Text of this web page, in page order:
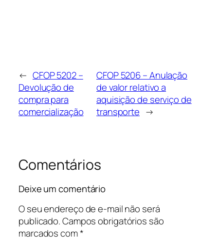
← CFOP 5202 –
Devolução de
compra para
comercialização
CFOP 5206 – Anulação
de valor relativo a
aquisição de serviço de
transporte →
Comentários
Deixe um comentário
O seu endereço de e-mail não será
publicado.Campos obrigatórios são
marcados com*